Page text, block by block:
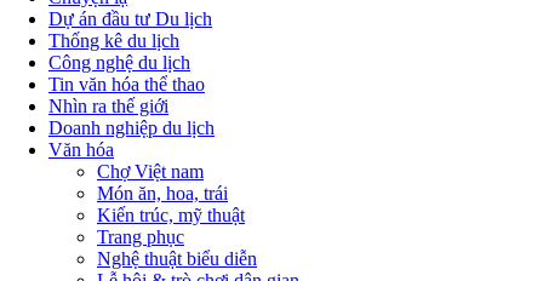
Dự án đầu tư Du lịch
Thống kê du lịch
Công nghệ du lịch
Tin văn hóa thể thao
Nhìn ra thế giới
Doanh nghiệp du lịch
Văn hóa
Chợ Việt nam
Món ăn, hoa, trái
Kiến trúc, mỹ thuật
Trang phục
Nghệ thuật biểu diễn